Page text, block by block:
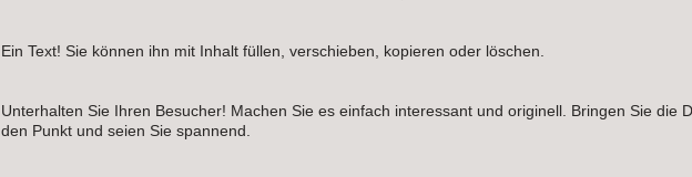
Ein Text! Sie können ihn mit Inhalt füllen, verschieben, kopieren oder löschen.
Unterhalten Sie Ihren Besucher! Machen Sie es einfach interessant und originell. Bringen Sie die
den Punkt und seien Sie spannend.